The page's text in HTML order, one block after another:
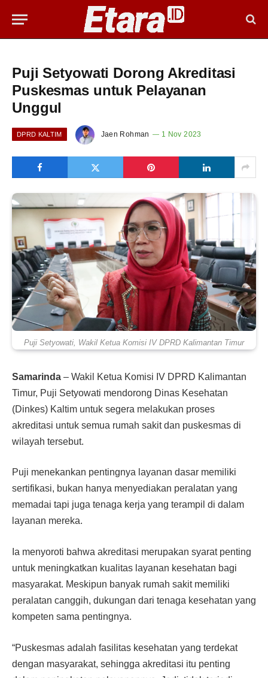
Puji Setyowati Dorong Akreditasi
Puskesmas untuk Pelayanan
Unggul
DPRD KALTIM Jaen Rohman 1 Nov 2023
Puji Setyowati, Wakil Ketua Komisi IV DPRD Kalimantan Timur
Samarinda – Wakil Ketua Komisi IV DPRD Kalimantan
Timur, Puji Setyowati mendorong Dinas Kesehatan
(Dinkes) Kaltim untuk segera melakukan proses
akreditasi untuk semua rumah sakit dan puskesmas di
wilayah tersebut.
Puji menekankan pentingnya layanan dasar memiliki
sertifikasi, bukan hanya menyediakan peralatan yang
memadai tapi juga tenaga kerja yang terampil di dalam
layanan mereka.
Ia menyoroti bahwa akreditasi merupakan syarat penting
untuk meningkatkan kualitas layanan kesehatan bagi
masyarakat. Meskipun banyak rumah sakit memiliki
peralatan canggih, dukungan dari tenaga kesehatan yang
kompeten sama pentingnya.
“Puskesmas adalah fasilitas kesehatan yang terdekat
dengan masyarakat, sehingga akreditasi itu penting